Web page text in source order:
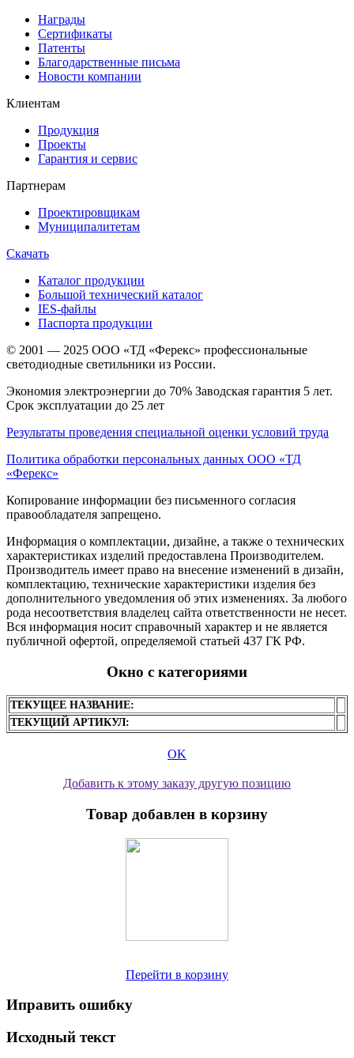
Награды
Сертификаты
Патенты
Благодарственные письма
Новости компании
Клиентам
Продукция
Проекты
Гарантия и сервис
Партнерам
Проектировщикам
Муниципалитетам
Скачать
Каталог продукции
Большой технический каталог
IES-файлы
Паспорта продукции
© 2001 — 2025 ООО «ТД «Ферекс» профессиональные
светодиодные светильники из России.
Экономия электроэнергии до 70% Заводская гарантия 5 лет.
Срок эксплуатации до 25 лет
Результаты проведения специальной оценки условий труда
Политика обработки персональных данных ООО «ТД
«Ферекс»
Копирование информации без письменного согласия
правообладателя запрещено.
Информация о комплектации, дизайне, а также о технических
характеристиках изделий предоставлена Производителем.
Производитель имеет право на внесение изменений в дизайн,
комплектацию, технические характеристики изделия без
дополнительного уведомления об этих изменениях. За любого
рода несоответствия владелец сайта ответственности не несет.
Вся информация носит справочный характер и не является
публичной офертой, определяемой статьей 437 ГК РФ.
Окно с категориями
ТЕКУЩЕЕ НАЗВАНИЕ:
ТЕКУЩИЙ АРТИКУЛ:
OK
Добавить к этому заказу другую позицию
Товар добавлен в корзину
Перейти в корзину
Иправить ошибку
Исходный текст